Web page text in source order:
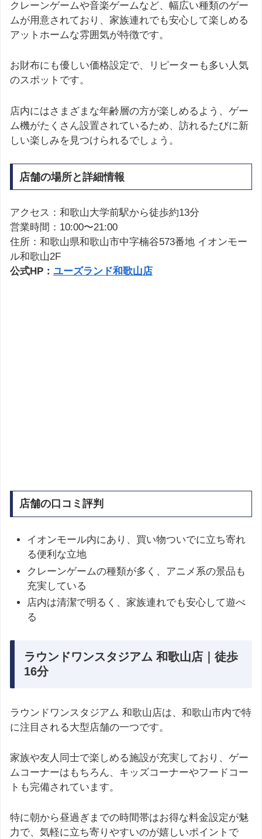
クレーンゲームや音楽ゲームなど、幅広い種類のゲー
ムが用意されており、家族連れでも安心して楽しめる
アットホームな雰囲気が特徴です。
お財布にも優しい価格設定で、リピーターも多い人気
のスポットです。
店内にはさまざまな年齢層の方が楽しめるよう、ゲー
ム機がたくさん設置されているため、訪れるたびに新
しい楽しみを見つけられるでしょう。
店舗の場所と詳細情報
アクセス：和歌山大学前駅から徒歩約13分
営業時間：10:00〜21:00
住所：和歌山県和歌山市中字楠谷573番地 イオンモー
ル和歌山2F
公式HP： ユーズランド和歌山店
店舗の口コミ評判
イオンモール内にあり、買い物ついでに立ち寄れ
る便利な立地
クレーンゲームの種類が多く、アニメ系の景品も
充実している
店内は清潔で明るく、家族連れでも安心して遊べ
る
ラウンドワンスタジアム 和歌山店｜徒歩
16分
ラウンドワンスタジアム 和歌山店は、和歌山市内で特
に注目される大型店舗の一つです。
家族や友人同士で楽しめる施設が充実しており、ゲー
ムコーナーはもちろん、キッズコーナーやフードコー
トも完備されています。
特に朝から昼過ぎまでの時間帯はお得な料金設定が魅
力で、気軽に立ち寄りやすいのが嬉しいポイントで